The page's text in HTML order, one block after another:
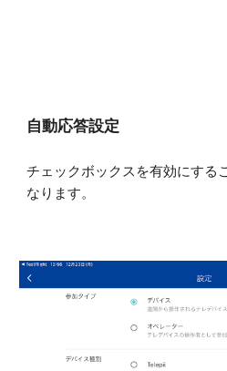
自動応答設定
チェックボックスを有効にする
なります。